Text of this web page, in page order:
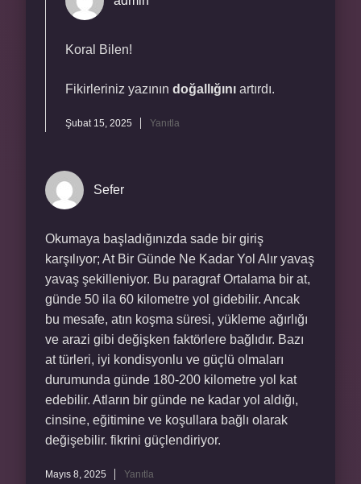
Koral Bilen!
Fikirleriniz yazının doğallığını artırdı.
Şubat 15, 2025 Yanıtla
Sefer
Okumaya başladığınızda sade bir giriş
karşılıyor; At Bir Günde Ne Kadar Yol Alır yavaş
yavaş şekilleniyor. Bu paragraf Ortalama bir at,
günde 50 ila 60 kilometre yol gidebilir. Ancak
bu mesafe, atın koşma süresi, yükleme ağırlığı
ve arazi gibi değişken faktörlere bağlıdır. Bazı
at türleri, iyi kondisyonlu ve güçlü olmaları
durumunda günde 180-200 kilometre yol kat
edebilir. Atların bir günde ne kadar yol aldığı,
cinsine, eğitimine ve koşullara bağlı olarak
değişebilir. fikrini güçlendiriyor.
Mayıs 8, 2025 Yanıtla